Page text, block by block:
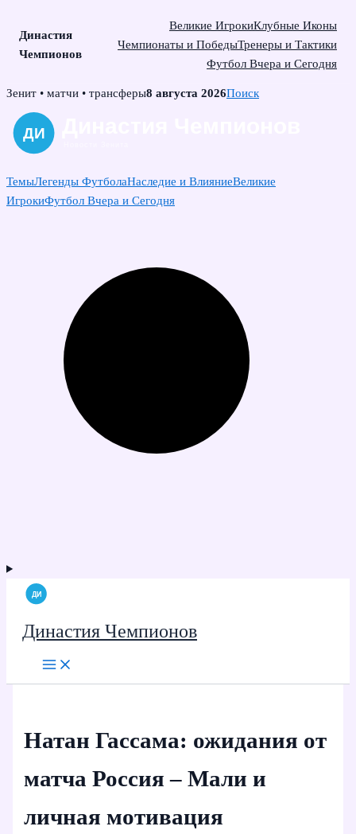
Династия
Чемпионов
Великие ИгрокиКлубные Иконы
Чемпионаты и ПобедыТренеры и Тактики
Футбол Вчера и Сегодня
Skip
content
Зенит • матчи • трансферы8 августа 2026Поиск
ТемыЛегенды ФутболаНаследие и ВлияниеВеликие
ИгрокиФутбол Вчера и Сегодня
Династия Чемпионов
Натан Гассама: ожидания от
матча Россия – Мали и
личная мотивация